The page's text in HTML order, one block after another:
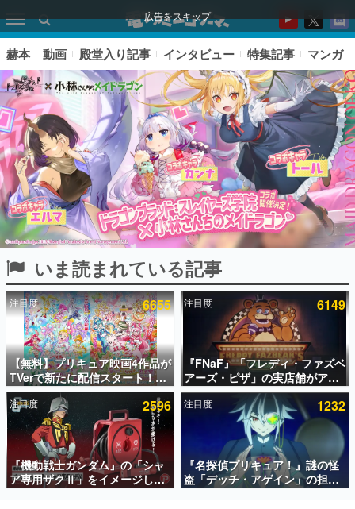
広告をスキップ
ピックアップ
電ファミのいま読まれている記事ランキング
アプリセール情報
インタビュー
連載・特集一覧
殿堂入り記事
SNS拡散数が数千以上！ ページビュー数万以上！ などな
ど。多くの人々に読まれた、電ファミ渾身の“殿堂入り”記
事をまとめました。
赫本 動画 殿堂入り記事 インタビュー 特集記事 マンガ
いま読まれている記事
注目度 6655
【無料】プリキュア映画4作品が
TVerで新たに配信スタート！な
んと2018年～2024年の映画ほぼ
すべてが見放題に、ぶっちゃけ
ありえないラインナップ
注目度 6149
『FNaF』「フレディ・ファズベ
アーズ・ピザ」の実店舗がアメ
リカの商業施設「American
Dream」に2027年オープン！
ScottGamesとの共同開発、食
事だけでなくステージショーや
没入型のホラー体験も楽しめる
注目度 2596
『機動戦士ガンダム』の「シャ
ア専用ザクⅡ」をイメージした
散水ホースリールが予約開始。
注目度 1232
『名探偵プリキュア！』謎の怪
盗「デッチ・アゲイン」の担当
キャストは天﨑滉平さんと判